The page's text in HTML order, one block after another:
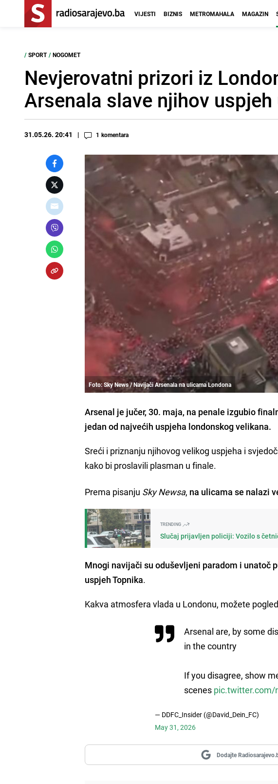
VIJESTI BIZNIS METROMAHALA MAGAZIN
/ SPORT / NOGOMET
Nevjerovatni prizori iz
Arsenala slave njihov
31.05.26. 20:41 1 komentara
Foto: Sky News / Navijači Arsenala na ulicama Londona
Arsenal je jučer, 30. maja, na penale izgubio
jedan od najvećih uspjeha londonskog velikana.
Sreći i priznanju njihovog velikog uspjeha i
kako bi proslavili plasman u finale.
Prema pisanju SkyNewsa, na ulicama se nalazi
TRENDING
Slučaj prijavljen policiji: Vozilo s
Mnogi navijači su oduševljeni paradom i unatoč
uspjeh Topnika.
Kakva atmosfera vlada u Londonu, možete
Arsenal are, by some
in the country
If you disagree, show
scenes pic.twitter.com/
— DDFC_Insider (@David_Dein_FC)
May 31, 2026
Dodajte